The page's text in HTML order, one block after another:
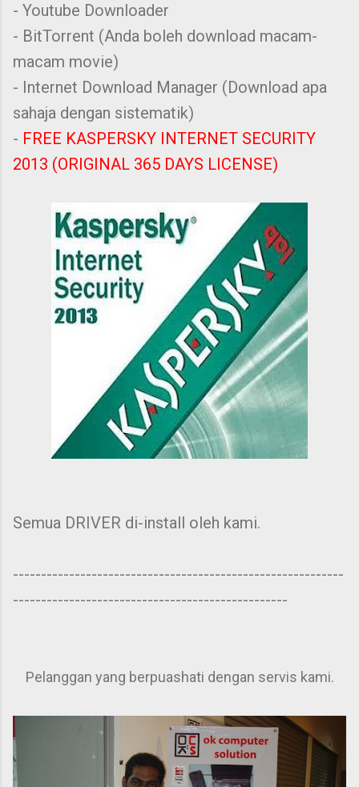
- Youtube Downloader
- BitTorrent (Anda boleh download macam-
macam movie)
- Internet Download Manager (Download apa
sahaja dengan sistematik)
- FREE KASPERSKY INTERNET SECURITY
2013 (ORIGINAL 365 DAYS LICENSE)
Semua DRIVER di-install oleh kami.
-----------------------------------------------------------
-------------------------------------------------
Pelanggan yang berpuashati dengan servis kami.